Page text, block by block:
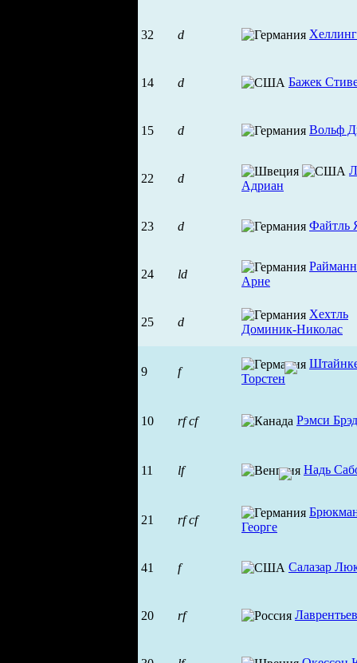
32 d
14 d Бажек
15 d Вольф
22 d
Адриан
23 d Файтль
24 ld
Арне
25 d
Хехтль
Доминик-Николас
9 f
Торстен
10 rf cf Рэмси
11 lf Надь
21 rf cf
Георге
41 f Салазар
20 rf